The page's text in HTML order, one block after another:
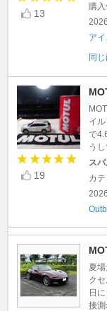
13
購
ア
同
19
イ
で
う
ス
カ
夏
ク
日
接